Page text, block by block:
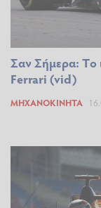
Σαν Σήμερα: Tο
Ferrari (vid)
ΜΗΧΑΝΟΚΊΝΗΤΑ